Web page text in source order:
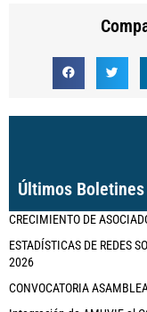
Últimos Boletines
CRECIMIENTO DE
ESTADÍSTICAS DE REDES
2026
CONVOCATORIA